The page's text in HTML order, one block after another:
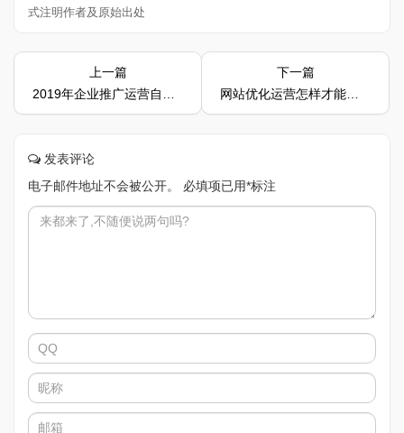
式注明作者及原始出处
上一篇
2019年企业推广运营自己网站的几大绝招
下一篇
网站优化运营怎样才能获得优质外链
发表评论
电子邮件地址不会被公开。
必填项已用*标注